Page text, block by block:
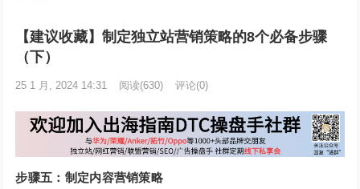
【建议收藏】制定独立站营销策略的8个必备步骤
（下）
25 1 月, 2024 14:31 阅读(630) 评论(0)
步骤五：制定内容营销策略